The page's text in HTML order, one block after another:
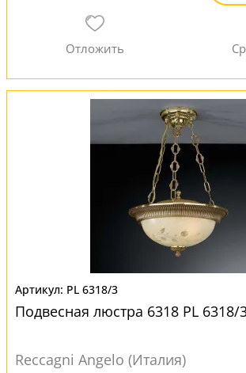
PL 6318/3
Подвесная люстра 6318 PL 6318/
Reccagni Angelo (Италия)